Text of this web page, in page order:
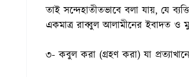
তাই সন্দেহাতীতভাবে বলা যায়, যে
একমাত্র রাব্বুল আলামীনের ইবাদত ও
৩- কবুল করা (গ্রহণ করা) যা